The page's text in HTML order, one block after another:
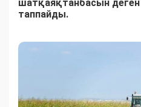
шатқаяқтанбасын
таппайды.